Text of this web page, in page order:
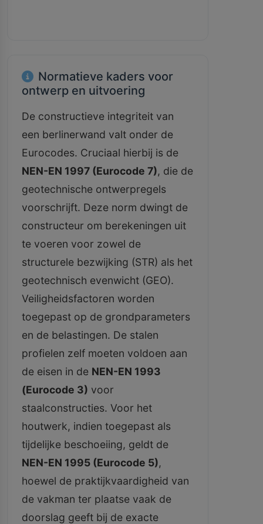
Normatieve kaders voor
ontwerp en uitvoering
De constructieve integriteit van
een berlinerwand valt onder de
Eurocodes. Cruciaal hierbij is de
NEN-EN 1997 (Eurocode 7), die de
geotechnische ontwerpregels
voorschrijft. Deze norm dwingt de
constructeur om berekeningen uit
te voeren voor zowel de
structurele bezwijking (STR) als het
geotechnisch evenwicht (GEO).
Veiligheidsfactoren worden
toegepast op de grondparameters
en de belastingen. De stalen
profielen zelf moeten voldoen aan
de eisen in de NEN-EN 1993
(Eurocode 3) voor
staalconstructies. Voor het
houtwerk, indien toegepast als
tijdelijke beschoeiing, geldt de
NEN-EN 1995 (Eurocode 5),
hoewel de praktijkvaardigheid van
de vakman ter plaatse vaak de
doorslag geeft bij de exacte